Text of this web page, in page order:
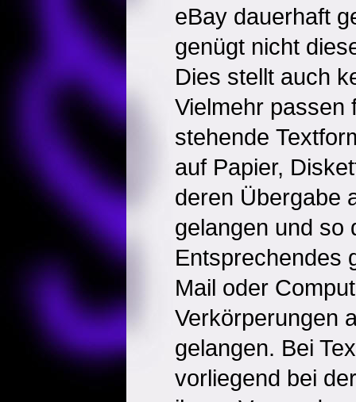
eBay dauerhaft
genügt nicht
Dies stellt auch
Vielmehr passen
stehende
auf Papier,
deren Übergabe
gelangen und so
Entsprechendes
Mail oder
Verkörperungen
gelangen. Bei
vorliegend bei